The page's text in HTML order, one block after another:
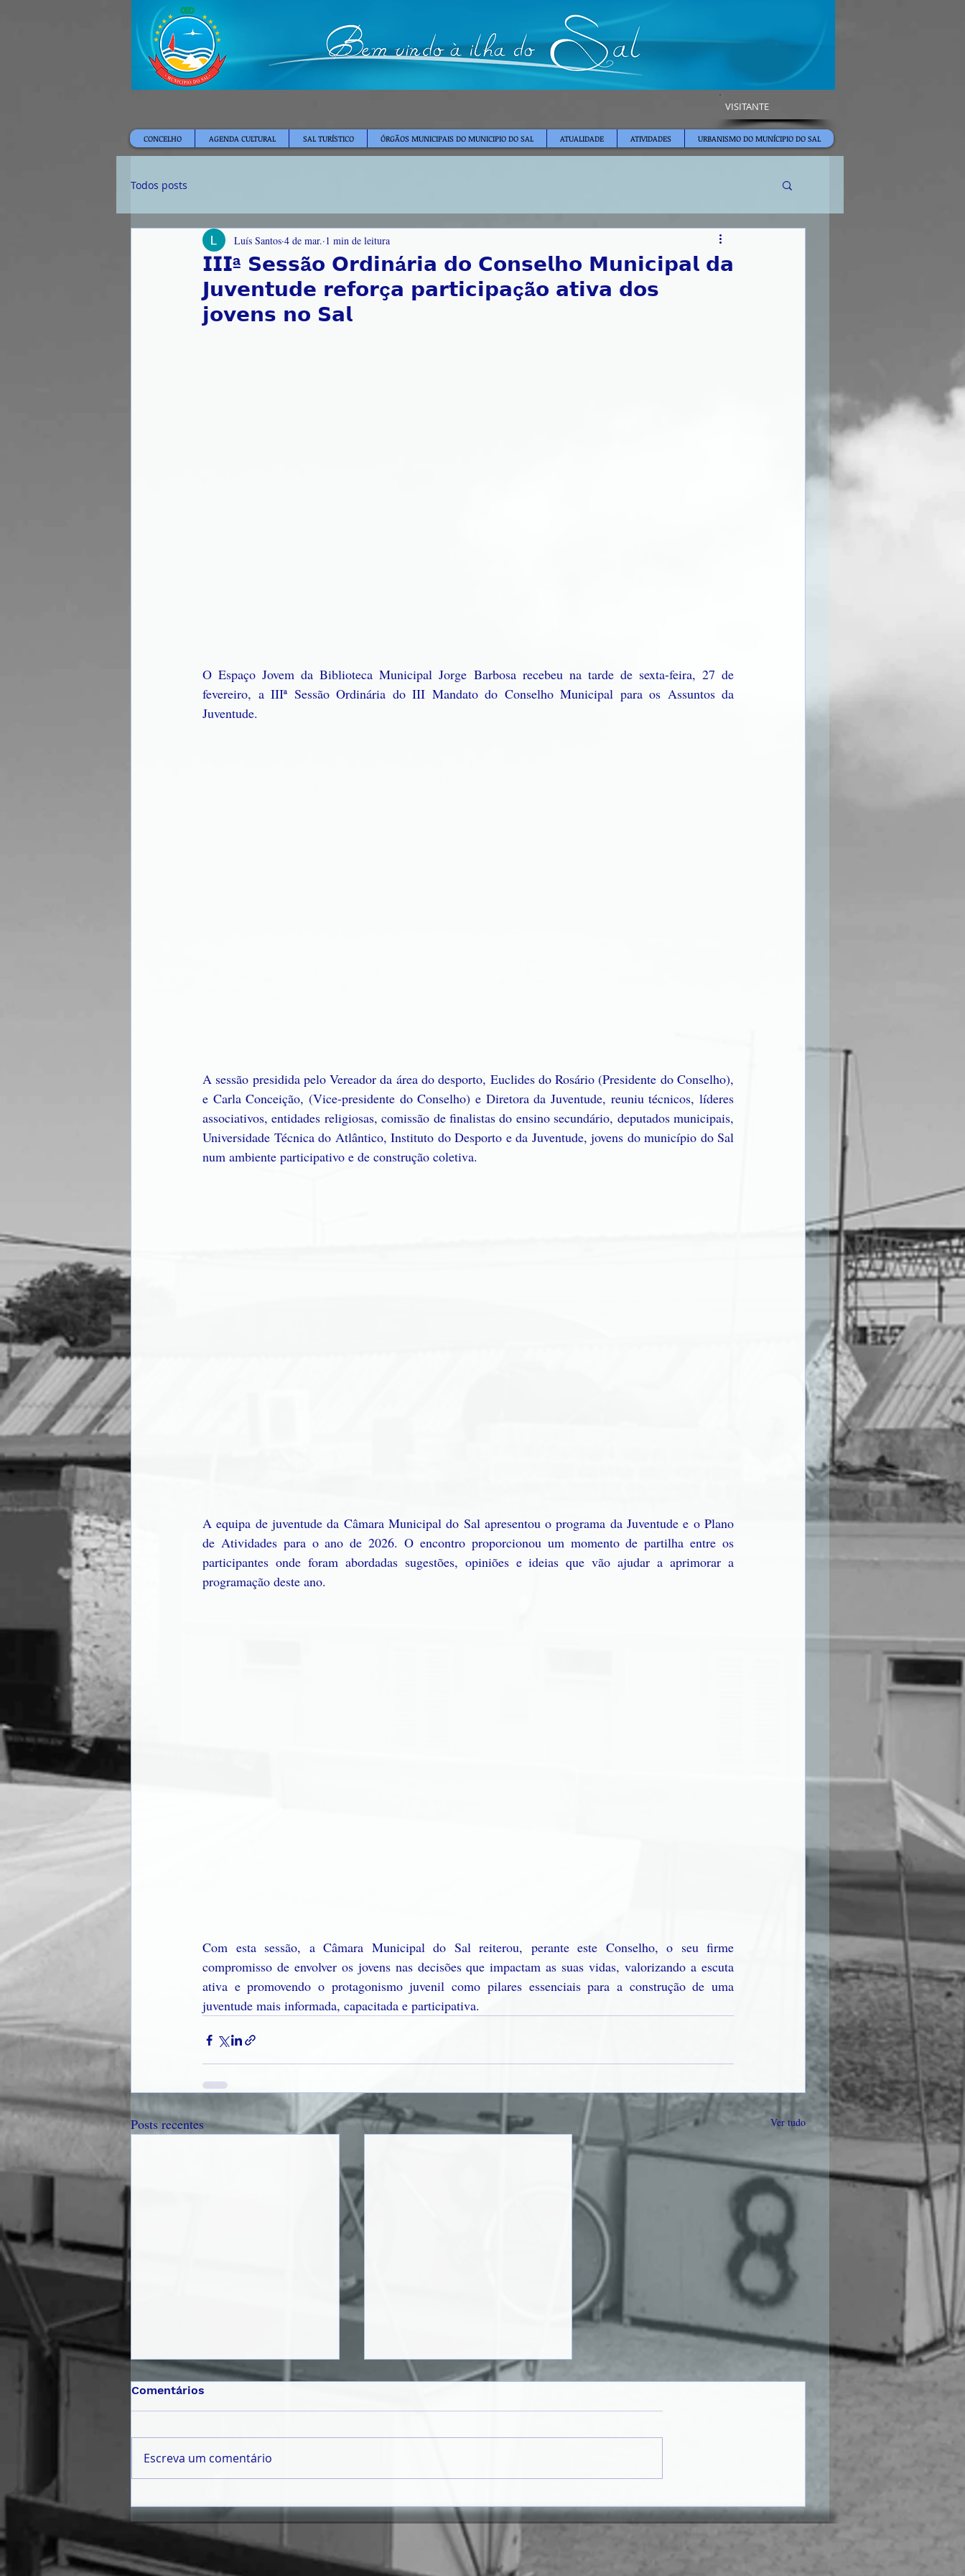
VISITANTE
CONCELHO AGENDA CULTURAL SAL TURÍSTICO ÓRGÃOS MUNICIPAIS DO MUNICIPIO DO SAL ATUALIDADE ATIVIDADES URBANISMO DO MUNÍCIPIO DO SAL
Todos posts
𝗜𝗜𝗜ª 𝗦𝗲𝘀𝘀ã𝗼 𝗢𝗿𝗱𝗶𝗻á𝗿𝗶𝗮 𝗱𝗼 𝗖𝗼𝗻𝘀𝗲𝗹𝗵𝗼 𝗠𝘂𝗻𝗶𝗰𝗶𝗽𝗮𝗹 𝗱𝗮
𝗝𝘂𝘃𝗲𝗻𝘁𝘂𝗱𝗲 𝗿𝗲𝗳𝗼𝗿ç𝗮 𝗽𝗮𝗿𝘁𝗶𝗰𝗶𝗽𝗮çã𝗼 𝗮𝘁𝗶𝘃𝗮 𝗱𝗼𝘀
𝗷𝗼𝘃𝗲𝗻𝘀 𝗻𝗼 𝗦𝗮𝗹
Luís Santos 4 de mar. 1 min de leitura
O Espaço Jovem da Biblioteca Municipal Jorge Barbosa recebeu na tarde de sexta-feira, 27 de
fevereiro, a IIIª Sessão Ordinária do III Mandato do Conselho Municipal para os Assuntos da
Juventude.
A sessão presidida pelo Vereador da área do desporto, Euclides do Rosário (Presidente do Conselho),
e Carla Conceição, (Vice-presidente do Conselho) e Diretora da Juventude, reuniu técnicos, líderes
associativos, entidades religiosas, comissão de finalistas do ensino secundário, deputados municipais,
Universidade Técnica do Atlântico, Instituto do Desporto e da Juventude, jovens do município do Sal
num ambiente participativo e de construção coletiva.
A equipa de juventude da Câmara Municipal do Sal apresentou o programa da Juventude e o Plano
de Atividades para o ano de 2026. O encontro proporcionou um momento de partilha entre os
participantes onde foram abordadas sugestões, opiniões e ideias que vão ajudar a aprimorar a
programação deste ano.
Com esta sessão, a Câmara Municipal do Sal reiterou, perante este Conselho, o seu firme
compromisso de envolver os jovens nas decisões que impactam as suas vidas, valorizando a escuta
ativa e promovendo o protagonismo juvenil como pilares essenciais para a construção de uma
juventude mais informada, capacitada e participativa.
Posts recentes Ver tudo
𝟮𝟬𝟮𝟲 | 𝗣𝗔𝗟𝗘𝗦𝗧𝗥𝗔
𝗜𝗡𝗖𝗘𝗡𝗧𝗜𝗩𝗔 𝗝𝗢𝗩𝗘𝗡𝗦 À
𝗖𝗜𝗗𝗔𝗗𝗔𝗡𝗜𝗔 𝗔𝗧𝗜𝗩𝗔 𝗘
𝗣𝗔𝗥𝗧𝗜𝗖𝗜𝗣𝗔ÇÃ𝗢 𝗖Í𝗩𝗜𝗖𝗔
𝗚𝗔𝗡𝗛𝗔𝗥 𝗡𝗢𝗩𝗔
𝗜𝗠𝗔𝗚𝗘𝗠 𝗡𝗢 Â𝗠𝗕𝗜𝗧𝗢
𝗗𝗢 𝗣𝗥𝗢𝗝𝗘𝗧𝗢 "𝗦𝗔𝗡𝗧𝗔
𝗠𝗔𝗥𝗜𝗔 𝗖𝗔𝗠𝗜𝗡𝗛𝗔𝗩𝗘𝗟"
Comentários
Escreva um comentário